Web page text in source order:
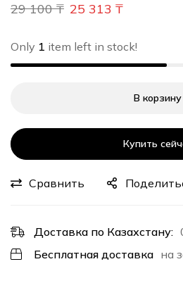
29 100₸ 25 313 ₸
Only 1 item left in stock!
В корзину
Купить
Сравнить
Доставка по Казахстану:
Бесплатная доставка на